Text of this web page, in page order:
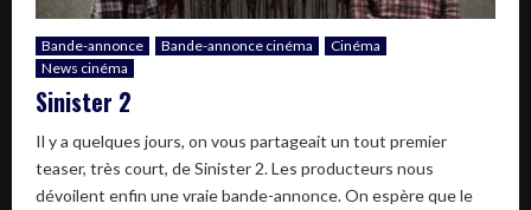
Bande-annonce Bande-annonce cinéma
Cinéma
News cinéma
Sinister 2
Il y a quelques jours, on vous partageait un tout premier
teaser, très court, de Sinister 2. Les producteurs nous
dévoilent enfin une vraie bande-annonce. On espère que le